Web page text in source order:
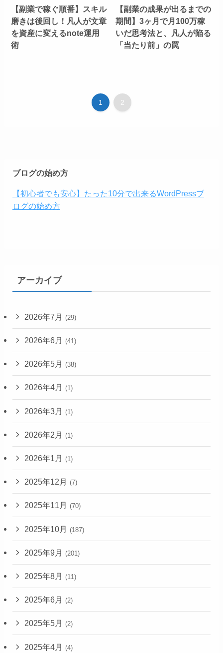
【副業で稼ぐ順番】スキル
磨きは後回し！凡人が文章
を資産に変えるnote運用
術
【副業の成果が出るまでの
期間】3ヶ月で月100万稼
いだ思考法と、凡人が陥る
「当たり前」の罠
1 2
ブログの始め方
【初心者でも安心】たった10分で出来るWordPressブ
ログの始め方
アーカイブ
2026年7月 (29)
2026年6月 (41)
2026年5月 (38)
2026年4月 (1)
2026年3月 (1)
2026年2月 (1)
2026年1月 (1)
2025年12月 (7)
2025年11月 (70)
2025年10月 (187)
2025年9月 (201)
2025年8月 (11)
2025年6月 (2)
2025年5月 (2)
2025年4月 (4)